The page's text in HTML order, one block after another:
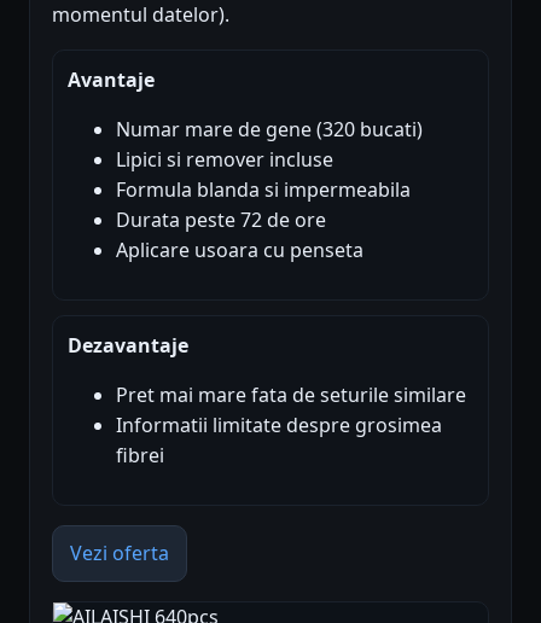
momentul datelor).
Avantaje
Numar mare de gene (320 bucati)
Lipici si remover incluse
Formula blanda si impermeabila
Durata peste 72 de ore
Aplicare usoara cu penseta
Dezavantaje
Pret mai mare fata de seturile similare
Informatii limitate despre grosimea
fibrei
Vezi oferta